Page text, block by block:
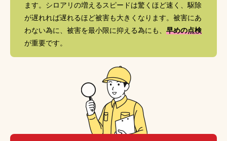
ます。シロアリの増えるスピードは驚くほど速く、駆除
が遅れれば遅れるほど被害も大きくなります。被害にあ
わない為に、被害を最小限に抑える為にも、 早めの点検
が重要です。